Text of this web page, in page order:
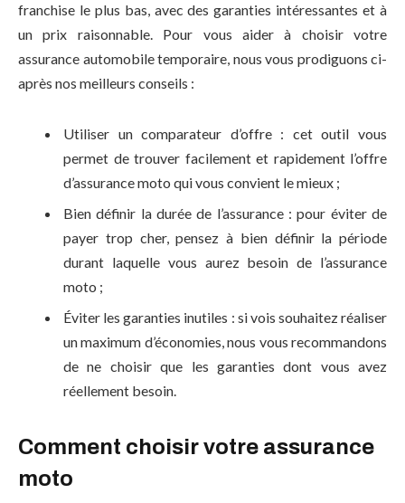
franchise le plus bas, avec des garanties intéressantes et à
un prix raisonnable. Pour vous aider à choisir votre
assurance automobile temporaire, nous vous prodiguons ci-
après nos meilleurs conseils :
Utiliser un comparateur d’offre : cet outil vous
permet de trouver facilement et rapidement l’offre
d’assurance moto qui vous convient le mieux ;
Bien définir la durée de l’assurance : pour éviter de
payer trop cher, pensez à bien définir la période
durant laquelle vous aurez besoin de l’assurance
moto ;
Éviter les garanties inutiles : si vois souhaitez réaliser
un maximum d’économies, nous vous recommandons
de ne choisir que les garanties dont vous avez
réellement besoin.
Comment choisir votre assurance
moto